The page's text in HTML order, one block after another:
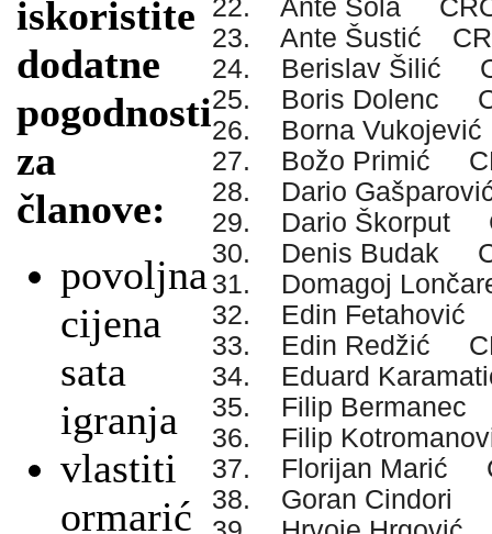
iskoristite
dodatne
pogodnosti
za
članove:
povoljna
cijena
sata
igranja
vlastiti
ormarić
22. Ante Šola
23. Ante Šustić
24. Berislav Šilić
25. Boris Dolenc
26. Borna
27. Božo Primić
28. Dario
29. Dario Škorput
30. Denis Budak
31. Domagoj
32. Edin Fetahović
33. Edin Redžić
34. Eduard
35. Filip Bermanec
36. Filip
37. Florijan Marić
38. Goran Cindori